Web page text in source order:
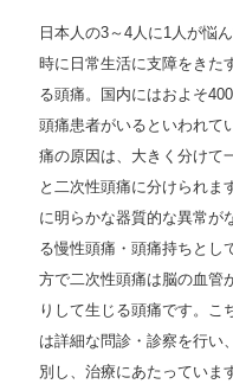
日本人の3～4人に1人が悩ん
時に日常生活に支障をきた
る頭痛。国内にはおよそ
頭痛患者がいるといわれて
痛の原因は、大きく分けて
と二次性頭痛に分けられま
に明らかな器質的な異常が
る慢性頭痛・頭痛持ちとし
方で二次性頭痛は脳の血管
りして生じる頭痛です。こ
は詳細な問診・診察を行い
別し、治療にあたっていま